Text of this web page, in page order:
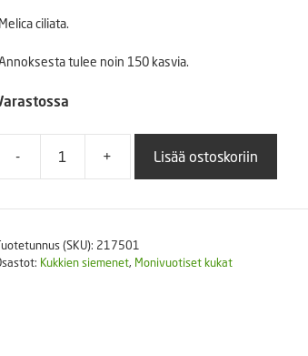
Melica ciliata.
tulee noin 150 kasvia.
-
Tähkähelmikkä
+ Lisää ostoskoriin
(SKU): 217501
Kukkien siemenet, Monivuotiset kukat